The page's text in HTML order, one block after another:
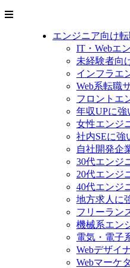
エンジニア向け転
IT・Webエ
未経験者向
インフラエ
Web系転職
フロントエ
年収UPに強
女性エンジ
社内SEに強
自社開発企
30代エンジ
20代エンジ
40代エンジ
地方求人に
フリーラン
機械系エン
電気・電子
Webデザイ
Webマーケ